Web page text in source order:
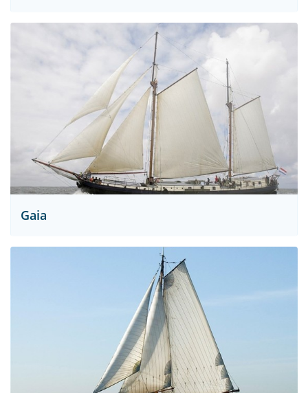
Gaia